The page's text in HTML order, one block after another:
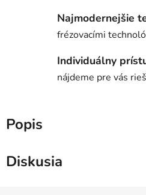
Najmodernejšie
frézovacími
Individuálny
nájdeme pre vás
Popis
Diskusia